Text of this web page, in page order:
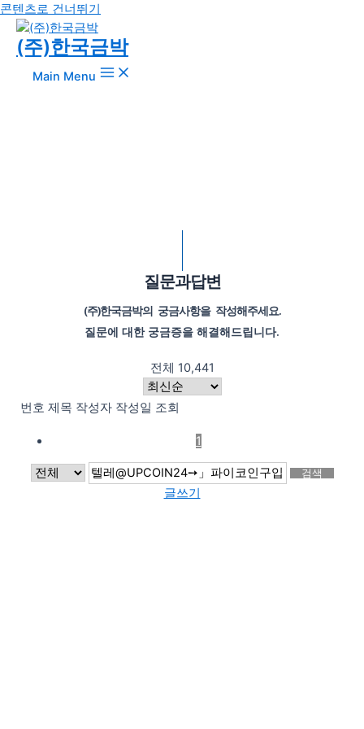
콘텐츠로 건너뛰기
(주)한국금박
Main Menu
COMMUNITY
(주)한국금박은 고객과 진심을 나누고 신뢰를 쌓아갑니다.
질문과답변
(주)한국금박의 궁금사항을 작성해주세요.
질문에 대한 궁금증을 해결해드립니다.
전체 10,441
번호 제목 작성자 작성일 조회
1
검색
글쓰기